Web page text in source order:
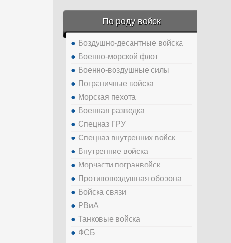
По роду войск
Воздушно-десантные войска
Военно-морской флот
Военно-воздушные силы
Пограничные войска
Морская пехота
Военная разведка
Спецназ ГРУ
Спецназ внутренних войск
Внутренние войска
Морчасти погранвойск
Противовоздушная оборона
Войска связи
РВиА
Танковые войска
ФСБ